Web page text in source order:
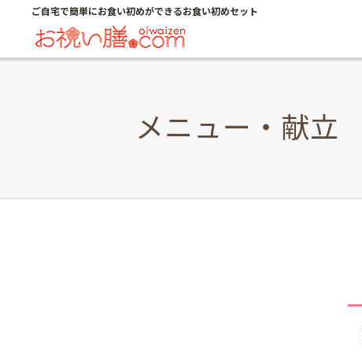
ご自宅で簡単にお食い初めができるお食い初めセット
メニュー・献立